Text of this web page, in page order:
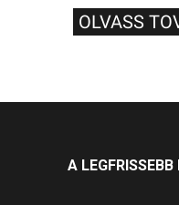
OLVASS
A LEGFRISSEBB